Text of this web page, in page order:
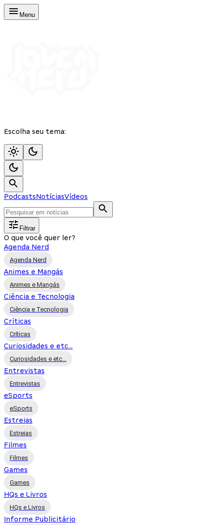
Menu
Escolha seu tema:
PodcastsNotíciasVídeos
Filtrar
O que você quer ler?
Agenda Nerd
Agenda Nerd
Animes e Mangás
Animes e Mangás
Ciência e Tecnologia
Ciência e Tecnologia
Críticas
Críticas
Curiosidades e etc...
Curiosidades e etc...
Entrevistas
Entrevistas
eSports
eSports
Estreias
Estreias
Filmes
Filmes
Games
Games
HQs e Livros
HQs e Livros
Informe Publicitário